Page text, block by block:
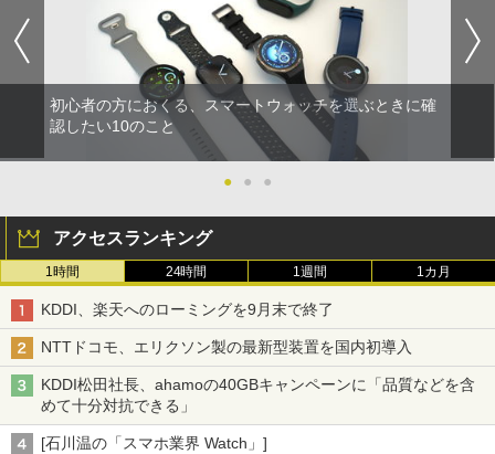
初心者の方におくる、スマートウォッチを選ぶときに確
認したい10のこと
● ● ●
アクセスランキング
1時間 24時間 1週間 1カ月
KDDI、楽天へのローミングを9月末で終了
NTTドコモ、エリクソン製の最新型装置を国内初導入
KDDI松田社長、ahamoの40GBキャンペーンに「品質などを含
めて十分対抗できる」
[石川温の「スマホ業界 Watch」]